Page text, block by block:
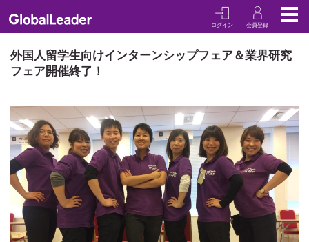
ログイン 会員登録
外国人留学生向けインターンシップフェア＆業界研究
フェア開催終了！